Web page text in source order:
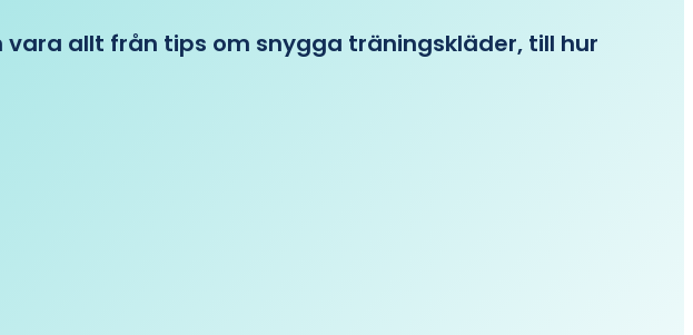
allt från tips om snygga träningskläder, till hur